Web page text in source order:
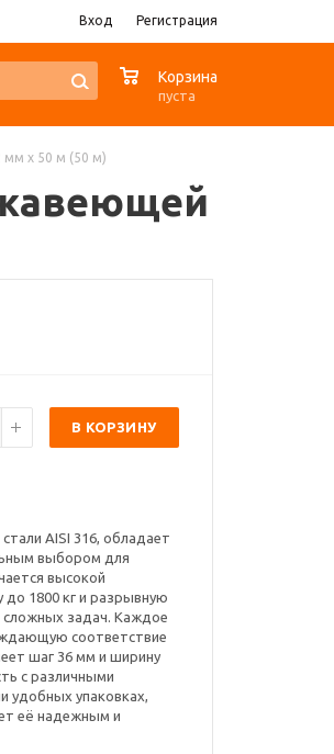
Вход Регистрация
Корзина
пуста
мм x 50 м (50 м)
В КОРЗИНУ
AISI 316, обладает
выбором для
высокой
до 1800 кг и разрывную
сложных задач. Каждое
соответствие
шаг 36 мм и ширину
с различными
удобных упаковках,
её надежным и